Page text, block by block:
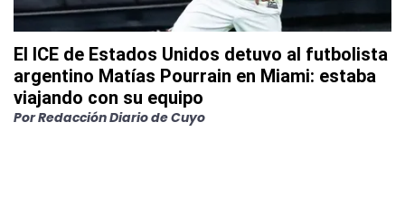
El ICE de Estados Unidos detuvo al futbolista
argentino Matías Pourrain en Miami: estaba
viajando con su equipo
PorRedacción Diario de Cuyo